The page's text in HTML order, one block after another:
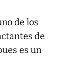
de los
de
es un